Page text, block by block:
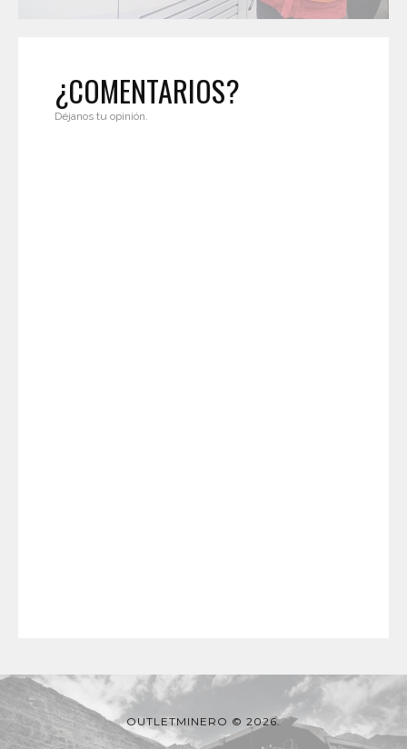
¿COMENTARIOS?
Déjanos tu opinión.
OUTLETMINERO © 2026.